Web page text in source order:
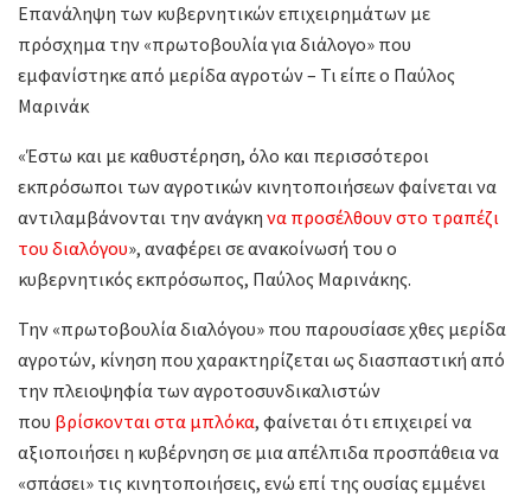
Επανάληψη των κυβερνητικών επιχειρημάτων με
πρόσχημα την «πρωτοβουλία για διάλογο» που
εμφανίστηκε από μερίδα αγροτών – Τι είπε ο Παύλος
Μαρινάκ
«Έστω και με καθυστέρηση, όλο και περισσότεροι
εκπρόσωποι των αγροτικών κινητοποιήσεων φαίνεται να
αντιλαμβάνονται την ανάγκη να προσέλθουν στο τραπέζι
του διαλόγου», αναφέρει σε ανακοίνωσή του ο
κυβερνητικός εκπρόσωπος, Παύλος Μαρινάκης.
Την «πρωτοβουλία διαλόγου» που παρουσίασε χθες μερίδα
αγροτών, κίνηση που χαρακτηρίζεται ως διασπαστική από
την πλειοψηφία των αγροτοσυνδικαλιστών
που βρίσκονται στα μπλόκα, φαίνεται ότι επιχειρεί να
αξιοποιήσει η κυβέρνηση σε μια απέλπιδα προσπάθεια να
«σπάσει» τις κινητοποιήσεις, ενώ επί της ουσίας εμμένει